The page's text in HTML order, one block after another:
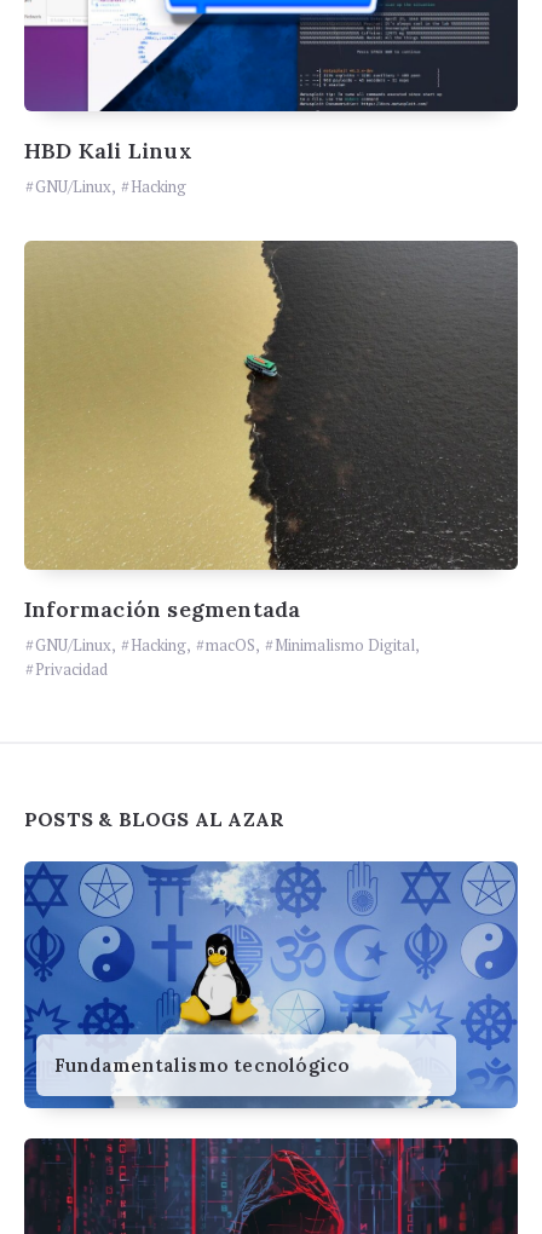
HBD Kali Linux
GNU/Linux, Hacking
Información segmentada
GNU/Linux, Hacking, macOS, Minimalismo Digital,
Privacidad
Widgets
POSTS & BLOGS AL AZAR
Fundamentalismo tecnológico